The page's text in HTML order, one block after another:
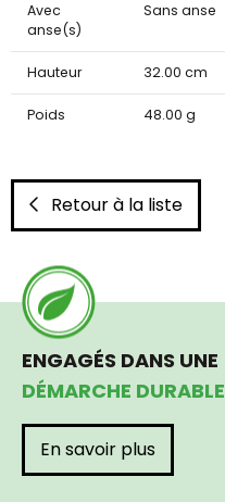
Avec
anse(s)
Sans anse
Hauteur 32.00 cm
Poids 48.00 g
Retour à la liste
ENGAGÉS DANS UNE
DÉMARCHE DURABLE
En savoir plus